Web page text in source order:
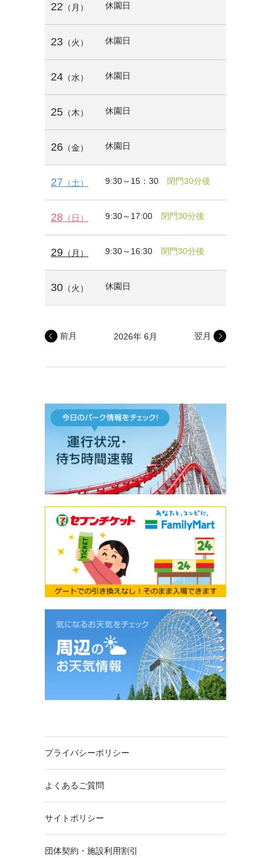
22 （月） 休園日
23 （火） 休園日
24 （水） 休園日
25 （木） 休園日
26 （金） 休園日
27 （土） 9:30～15：30 閉門30分後
28 （日） 9:30～17:00 閉門30分後
29 （月） 9:30～16:30 閉門30分後
30 （火） 休園日
2026年 6月
前月 翌月
プライバシーポリシー
よくあるご質問
サイトポリシー
団体契約・施設利用割引